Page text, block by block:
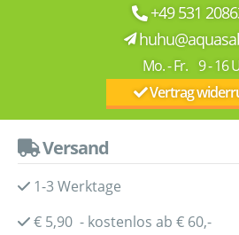
+49 531
Mo. - Fr. 9 - 16
Vertrag
Versand
1-3 Werktage
€ 5,90 - kostenlos ab € 60,-